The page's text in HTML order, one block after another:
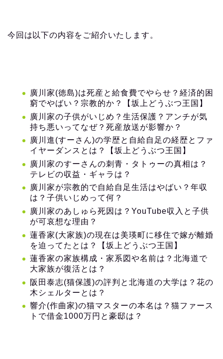
今回は以下の内容をご紹介いたします。
廣川家(徳島)は死産と給食費でやらせ？経済的困
窮でやばい？宗教的か？【坂上どうぶつ王国】
廣川家の子供がいじめ？生活保護？アンチが気
持ち悪いってなぜ？死産放送が影響か？
廣川進(すーさん)の学歴と自給自足の経歴とファ
イヤーダンスとは？【坂上どうぶつ王国】
廣川家のすーさんの刺青・タトゥーの真相は？
テレビの収益・ギャラは？
廣川家が宗教的で自給自足生活はやばい？年収
は？子供いじめって何？
廣川家のあしゅら死因は？YouTube収入と子供
が可哀想な理由？
蓮香家(大家族)の現在は美瑛町に移住で嫁が離婚
を迫ってたとは？【坂上どうぶつ王国】
蓮香家の家族構成・家系図や名前は？北海道で
大家族が復活とは？
阪田泰志(猫保護)の評判と北海道の大学は？花の
木シェルターとは？
響介(作曲家)の猫マスターの本名は？猫ファース
トで借金1000万円と豪邸は？